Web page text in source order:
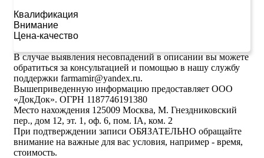
Квалификация
Внимание
Цена-качество
В случае выявления несовпадений в описании вы можете
обратиться за консультацией и помощью в нашу службу
поддержки farmamir@yandex.ru.
Вышеприведенную информацию предоставляет ООО
«ДокДок». ОГРН 1187746191380
Место нахождения 125009 Москва, М. Гнездниковский
пер., дом 12, эт. 1, оф. 6, пом. IA, ком. 2
При подтверждении записи ОБЯЗАТЕЛЬНО обращайте
внимание на важные для вас условия, например - время,
стоимость.